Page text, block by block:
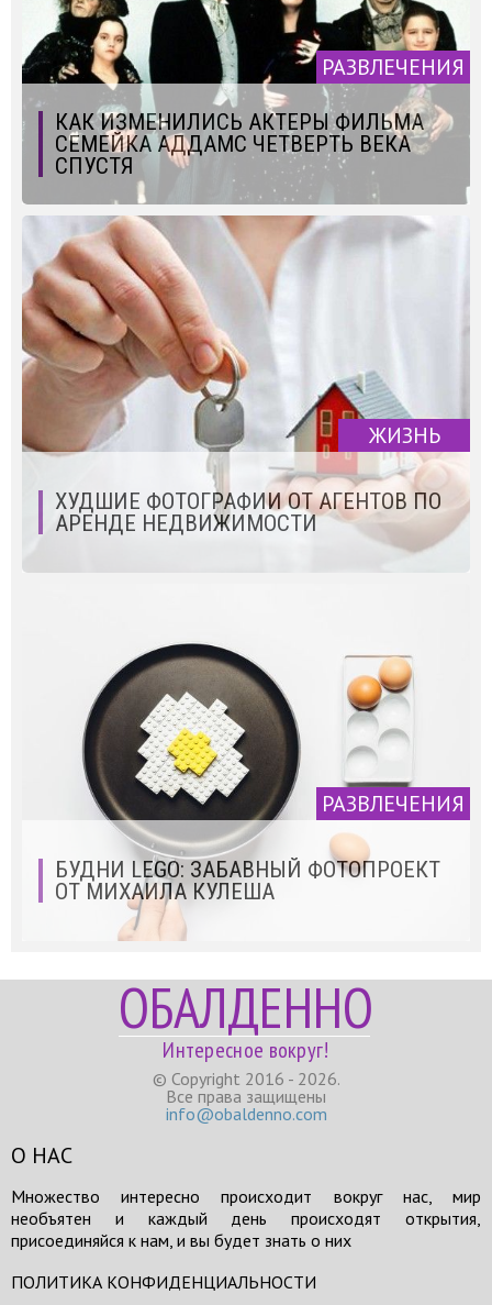
РАЗВЛЕЧЕНИЯ
КАК ИЗМЕНИЛИСЬ АКТЕРЫ ФИЛЬМА
СЕМЕЙКА АДДАМС ЧЕТВЕРТЬ ВЕКА
СПУСТЯ
ЖИЗНЬ
ХУДШИЕ ФОТОГРАФИИ ОТ АГЕНТОВ ПО
АРЕНДЕ НЕДВИЖИМОСТИ
РАЗВЛЕЧЕНИЯ
БУДНИ LEGO: ЗАБАВНЫЙ ФОТОПРОЕКТ
ОТ МИХАИЛА КУЛЕША
ОБАЛДЕННО
Интересное вокруг!
© Copyright 2016 - 2026.
Все права защищены
info@obaldenno.com
О НАС
Множество интересно происходит вокруг нас, мир
необъятен и каждый день происходят открытия,
присоединяйся к нам, и вы будет знать о них
ПОЛИТИКА КОНФИДЕНЦИАЛЬНОСТИ